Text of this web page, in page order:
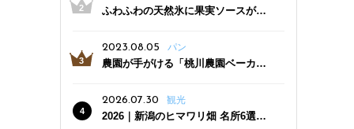
ふわふわの天然氷に果実ソースがた
三条駅近くにオープン
2023.08.05 パン
農園が手がける「桃川農園ベーカリ
った焼きたてパンのほか、ジェラー
トやスムージーも
2026.07.30 観光
2026｜新潟のヒマワリ畑 名所6選